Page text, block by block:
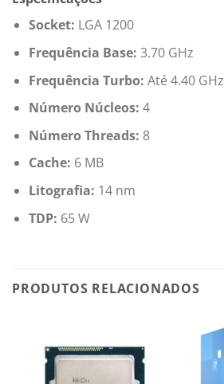
Socket: LGA 1200
Frequência Base: 3.70 GHz
Frequência Turbo: Até 4.40 GHz
Número Núcleos: 4
Número Threads: 8
Cache: 6 MB
Litografia: 14 nm
TDP: 65 W
PRODUTOS RELACIONADOS